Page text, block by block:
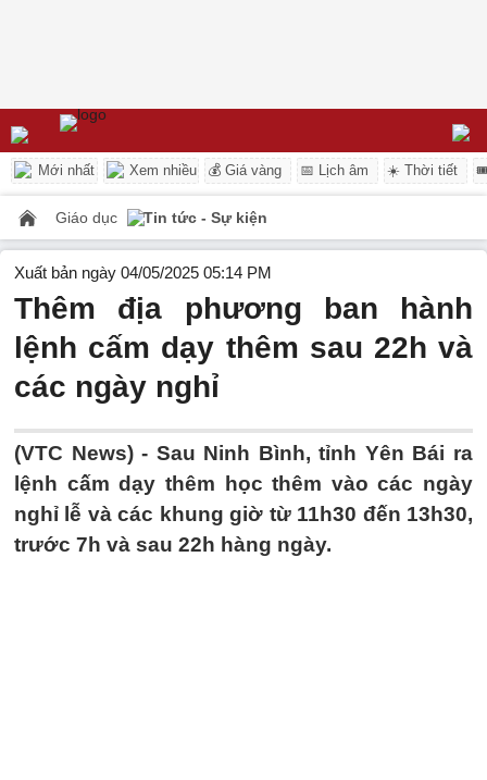
Mới nhất Xem nhiều 💰 Giá vàng 📅 Lịch âm ☀️ Thời tiết
Giáo dục Tin tức - Sự kiện
Xuất bản ngày 04/05/2025 05:14 PM
Thêm địa phương ban hành
lệnh cấm dạy thêm sau 22h và
các ngày nghỉ
(VTC News) - Sau Ninh Bình, tỉnh Yên Bái ra
lệnh cấm dạy thêm học thêm vào các ngày
nghỉ lễ và các khung giờ từ 11h30 đến 13h30,
trước 7h và sau 22h hàng ngày.